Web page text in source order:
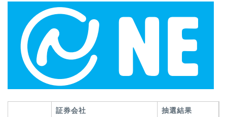
証券会社 抽選結果